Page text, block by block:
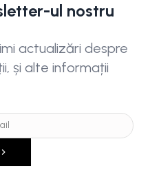
ul nostru
actualizări despre
și alte informații